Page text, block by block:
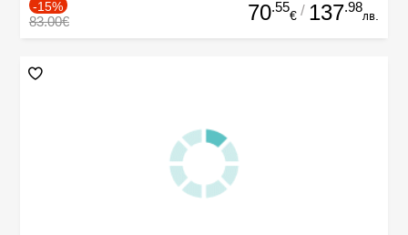
-15%
83.00€ 70.55
€ / 137.98
лв.